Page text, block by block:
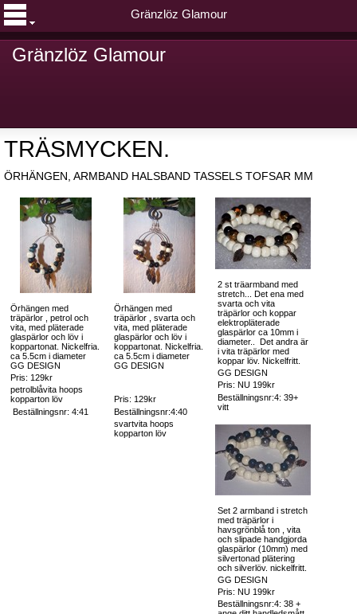
Gränzlöz Glamour
Gränzlöz Glamour
TRÄSMYCKEN.
ÖRHÄNGEN, ARMBAND HALSBAND TASSELS TOFSAR MM
Örhängen med
träpärlor , petrol och
vita, med pläterade
glaspärlor och löv i
koppartonat. Nickelfria.
ca 5.5cm i diameter
GG DESIGN
Pris: 129kr
petrolblåvita hoops
kopparton löv
Beställningsnr: 4:41
Örhängen med
träpärlor , svarta och
vita, med pläterade
glaspärlor och löv i
koppartonat. Nickelfria.
ca 5.5cm i diameter
GG DESIGN
Pris: 129kr
Beställningsnr:4:40
svartvita hoops
kopparton löv
2 st träarmband med
stretch... Det ena med
svarta och vita
träpärlor och koppar
elektropläterade
glaspärlor ca 10mm i
diameter.. Det andra är
i vita träpärlor med
koppar löv. Nickelfritt.
GG DESIGN
Pris: NU 199kr
Beställningsnr:4: 39+
vitt
Set 2 armband i stretch
med träpärlor i
havsgrönblå ton , vita
och slipade handgjorda
glaspärlor (10mm) med
silvertonad plätering
och silverlöv. nickelfritt.
GG DESIGN
Pris: NU 199kr
Beställningsnr:4: 38 +